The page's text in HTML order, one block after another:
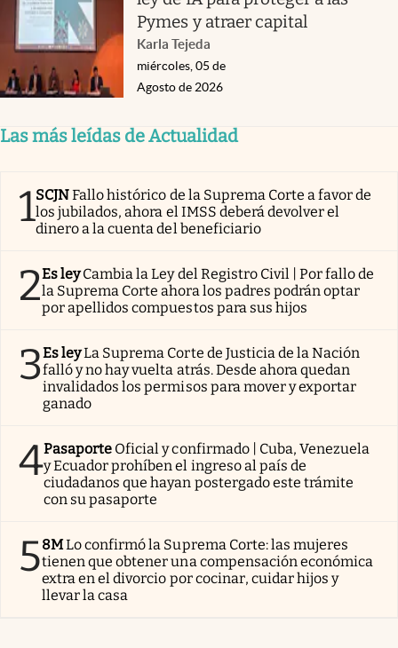
Pymes y atraer capital
Karla Tejeda
miércoles, 05 de
Agosto de 2026
Las más leídas de Actualidad
1SCJNFallo histórico de la Suprema Corte a favor de
los jubilados, ahora el IMSS deberá devolver el
dinero a la cuenta del beneficiario
2Es ley Cambia la Ley del Registro Civil | Por fallo de
la Suprema Corte ahora los padres podrán optar
por apellidos compuestos para sus hijos
3Es leyLa Suprema Corte de Justicia de la Nación
falló y no hay vuelta atrás. Desde ahora quedan
invalidados los permisos para mover y exportar
ganado
4Pasaporte Oficial y confirmado | Cuba, Venezuela
y Ecuador prohíben el ingreso al país de
ciudadanos que hayan postergado este trámite
con su pasaporte
58MLo confirmó la Suprema Corte: las mujeres
tienen que obtener una compensación económica
extra en el divorcio por cocinar, cuidar hijos y
llevar la casa